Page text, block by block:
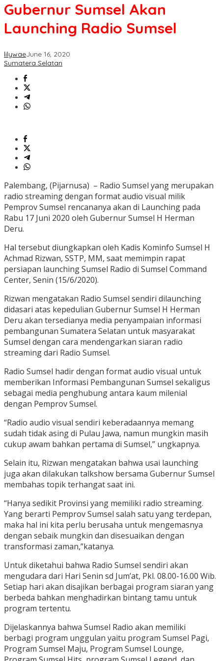
Gubernur Sumsel Akan
Launching Radio Sumsel
lilywaeJune 16, 2020
Sumatera Selatan
Palembang, (Pijarnusa) – Radio Sumsel yang merupakan
radio streaming dengan format audio visual milik
Pemprov Sumsel rencananya akan di Launching pada
Rabu 17 Juni 2020 oleh Gubernur Sumsel H Herman
Deru.
Hal tersebut diungkapkan oleh Kadis Kominfo Sumsel H
Achmad Rizwan, SSTP, MM, saat memimpin rapat
persiapan launching Sumsel Radio di Sumsel Command
Center, Senin (15/6/2020).
Rizwan mengatakan Radio Sumsel sendiri dilaunching
didasari atas kepedulian Gubernur Sumsel H Herman
Deru akan tersedianya media penyampaian informasi
pembangunan Sumatera Selatan untuk masyarakat
Sumsel dengan cara mendengarkan siaran radio
streaming dari Radio Sumsel.
Radio Sumsel hadir dengan format audio visual untuk
memberikan Informasi Pembangunan Sumsel sekaligus
sebagai media penghubung antara kaum milenial
dengan Pemprov Sumsel.
“Radio audio visual sendiri keberadaannya memang
sudah tidak asing di Pulau Jawa, namun mungkin masih
cukup awam bahkan pertama di Sumsel,” ungkapnya.
Selain itu, Rizwan mengatakan bahwa usai launching
juga akan dilakukan talkshow bersama Gubernur Sumsel
membahas topik terhangat saat ini.
“Hanya sedikit Provinsi yang memiliki radio streaming.
Yang berarti Pemprov Sumsel salah satu yang terdepan,
maka hal ini kita perlu berusaha untuk mengemasnya
dengan sebaik mungkin dan disesuaikan dengan
transformasi zaman,”katanya.
Untuk diketahui bahwa Radio Sumsel sendiri akan
mengudara dari Hari Senin sd Jum’at, Pkl. 08.00-16.00 Wib.
Setiap hari akan disajikan berbagai program siaran yang
berbeda bahkan menghadirkan bintang tamu untuk
program tertentu.
Dijelaskannya bahwa Sumsel Radio akan memiliki
berbagi program unggulan yaitu program Sumsel Pagi,
Program Sumsel Maju, Program Sumsel Lounge,